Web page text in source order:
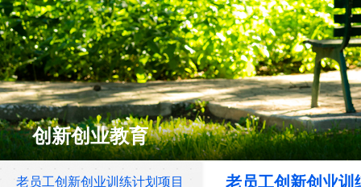
创新创业教育
老员工创新创业训练计划项目 老员工创新创业训